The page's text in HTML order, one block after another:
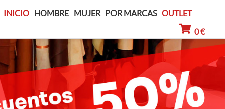
INICIO HOMBRE MUJER POR MARCAS OUTLET
0 €